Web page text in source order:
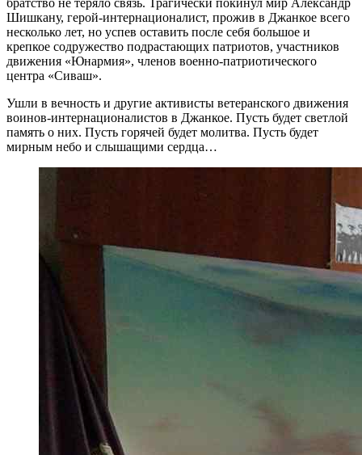
Шишкану, герой-интернационалист, прожив в Джанкое всего
несколько лет, но успев оставить после себя большое и
крепкое содружество подрастающих патриотов, участников
движения «Юнармия», членов военно-патриотического
центра «Сиваш».
Ушли в вечность и другие активисты ветеранского движения
воинов-интернационалистов в Джанкое. Пусть будет светлой
память о них. Пусть горячей будет молитва. Пусть будет
мирным небо и слышащими сердца…